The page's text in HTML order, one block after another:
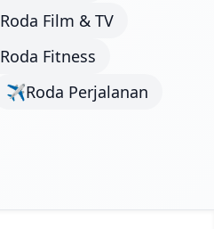
Roda Film & TV
Roda Fitness
✈️Roda Perjalanan